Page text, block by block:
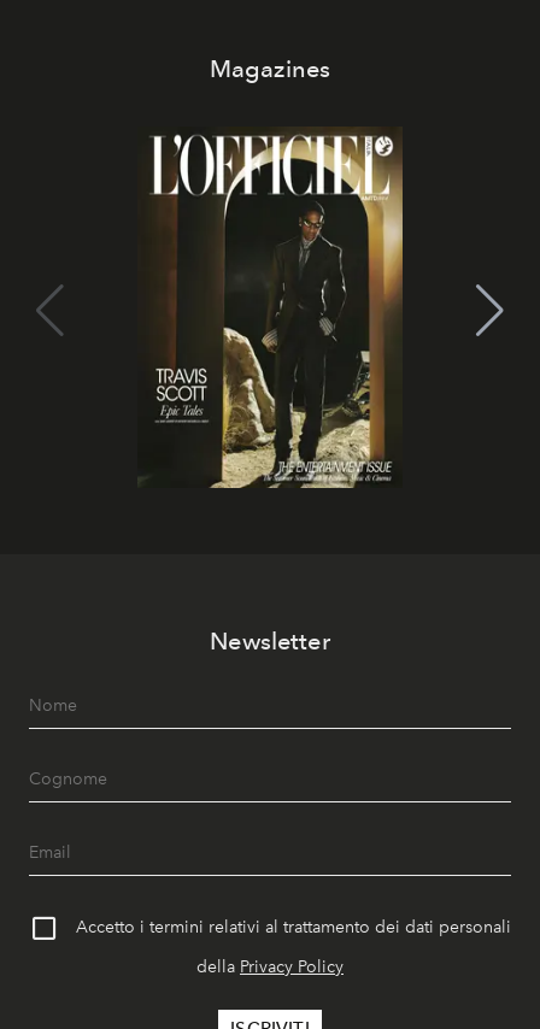
Magazines
Newsletter
Accetto i termini relativi al trattamento dei dati personali
della Privacy Policy